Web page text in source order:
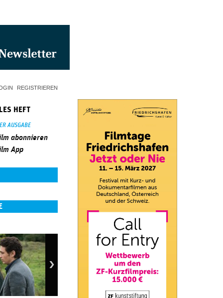
REGISTRIEREN
HEFT
AUSGABE
abonnieren
App